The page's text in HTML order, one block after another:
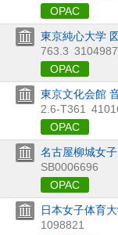
OPAC
東京純心大学
763.3
OPAC
東京文化会館
2.6-T361
OPAC
名古屋柳城女
SB0006696
OPAC
日本女子体育
1098821